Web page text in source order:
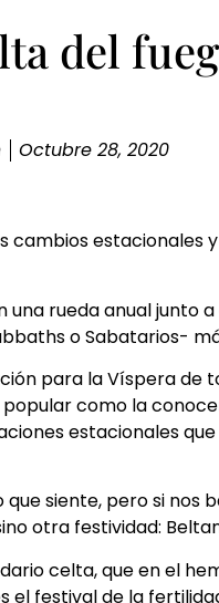
del
Octubre 28, 2020
estacionales
rueda anual junto
o Sabatarios-
para la Víspera de
como la
estacionales
siente, pero si nos
otra festividad:
celta, que en el
festival de la